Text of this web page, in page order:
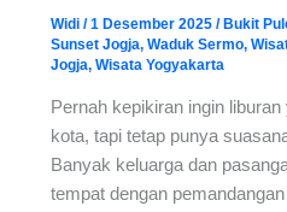
Widi /1 Desember 2025 / Bukit
Sunset Jogja, Waduk Sermo,
Jogja, Wisata Yogyakarta
Pernah kepikiran ingin
kota, tapi tetap punya
Banyak keluarga dan
tempat dengan